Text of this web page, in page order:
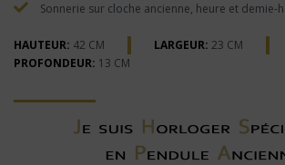
Sonnerie sur cloche ancienne, heure et demie-
HAUTEUR: 42 CM LARGEUR: 23 CM
PROFONDEUR: 13 CM